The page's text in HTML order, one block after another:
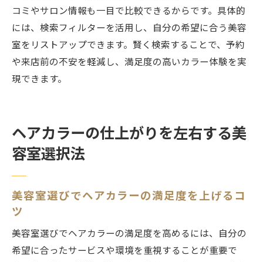
コミやサロン情報も一目で比較できるからです。具体的
には、検索フィルターを活用し、自分の希望に合う美容
室をリストアップできます。賢く検索することで、予約
や来店前の不安を軽減し、満足度の高いカラー体験を実
現できます。
ヘアカラーの仕上がりを左右する美
容室選択法
美容室選びでヘアカラーの満足度を上げるコ
ツ
美容室選びでヘアカラーの満足度を高めるには、自分の
希望に合ったサービスや環境を重視することが重要で